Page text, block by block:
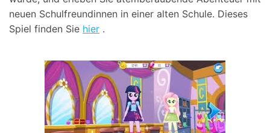
neuen Schulfreundinnen in einer alten Schule. Dieses
Spiel finden Sie hier .